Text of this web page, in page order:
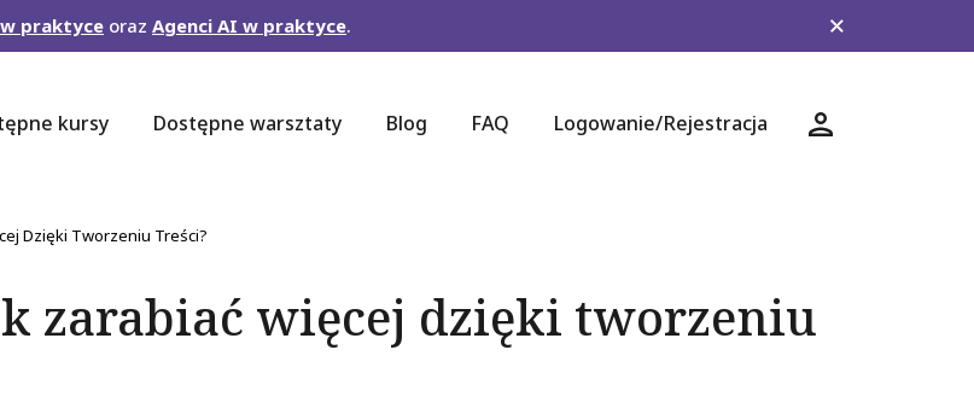
praktyce oraz Agenci AI w praktyce.
kursy Dostępne warsztaty Blog FAQ Logowanie/Rejestracja Logowanie/
Dzięki Tworzeniu Treści?
zarabiać więcej dzięki tworzeniu